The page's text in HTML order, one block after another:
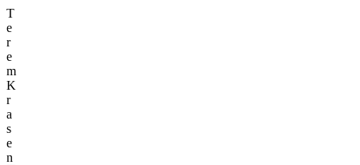
T
e
r
e
m
K
r
a
s
e
n